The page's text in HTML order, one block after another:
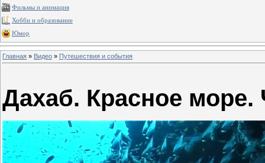
Фильмы и анимация
Хобби и образование
Юмор
Главная » Видео » Путешествия и события
Дахаб. Красное море.